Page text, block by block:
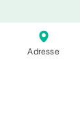
Adresse